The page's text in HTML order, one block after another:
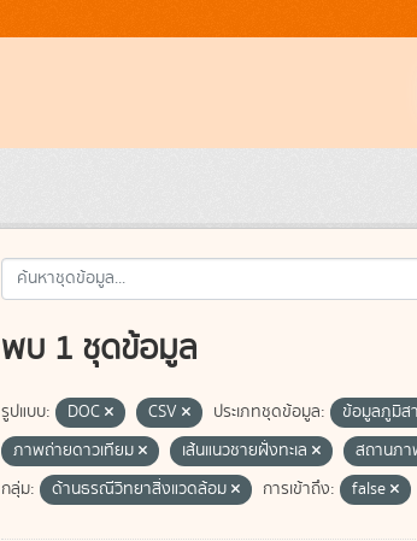
พบ 1 ชุดข้อมูล
รูปแบบ: DOC CSV ประเภทชุดข้อมูล: ข้อมูลภูมิส
ภาพถ่ายดาวเทียม
เส้นแนวชายฝั่งทะเล สถานภา
กลุ่ม:
ด้านธรณีวิทยาสิ่งแวดล้อม การเข้าถึง: false